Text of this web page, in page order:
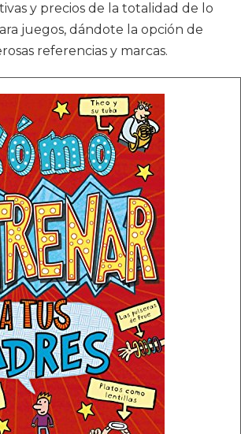
y precios de la totalidad de lo
juegos, dándote la opción de
referencias y marcas.